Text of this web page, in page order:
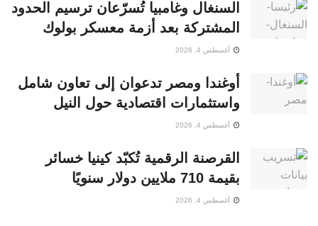
السنغال وغامبيا تُسرّعان ترسيم الحدود
المشتركة بعد أزمة معسكر بولوك
أغسطس 4, 2026
أوغندا ومصر تدعوان إلى تعاون شامل
واستثمارات اقتصادية حول النيل
أغسطس 4, 2026
القرصنة الرقمية تُكبّد كينيا خسائر
بقيمة 710 ملايين دولار سنويًا
أغسطس 4, 2026